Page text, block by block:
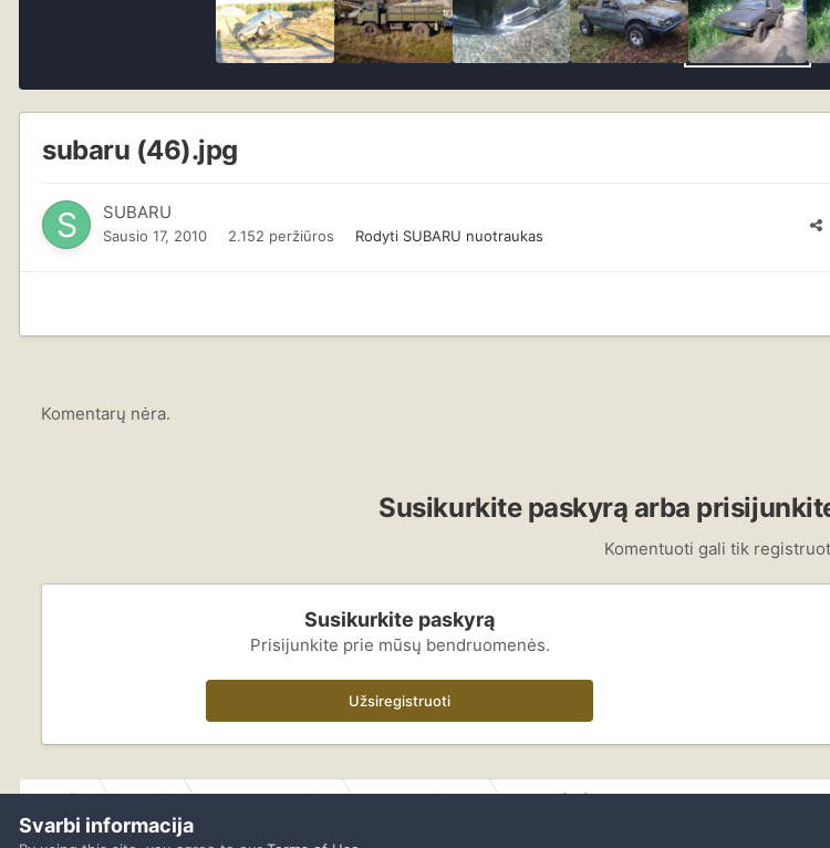
subaru (46).jpg
SUBARU
Sausio 17, 2010 2.152 peržiūros Rodyti SUBARU nuotraukas
Komentarų nėra.
Susikurkite paskyrą arba
Komentuoti gali tik
Susikurkite paskyrą
Prisijunkite prie mūsų bendruomenės.
Užsiregistruoti
Pradžia Galerija Lankytojų galerijos Subaru Off-Road subaru (46).jpg
Svarbi informacija